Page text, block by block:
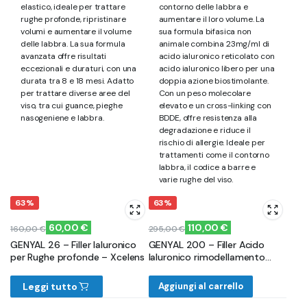
elastico, ideale per trattare
rughe profonde, ripristinare
volumi e aumentare il volume
delle labbra. La sua formula
avanzata offre risultati
eccezionali e duraturi, con una
durata tra 8 e 18 mesi. Adatto
per trattare diverse aree del
viso, tra cui guance, pieghe
nasogeniene e labbra.
contorno delle labbra e
aumentare il loro volume. La
sua formula bifasica non
animale combina 23mg/ml di
acido ialuronico reticolato con
acido ialuronico libero per una
doppia azione biostimolante.
Con un peso molecolare
elevato e un cross-linking con
BDDE, offre resistenza alla
degradazione e riduce il
rischio di allergie. Ideale per
trattamenti come il contorno
labbra, il codice a barre e
varie rughe del viso.
63%
160,00€
Il
prezzo
era:
160,00 €.
60,00 €
Il
prezzo
60,00 €.
GENYAL 26 – Filler Ialuronico
per Rughe profonde – Xcelens
Leggi tutto
63%
295,00€
Il
prezzo
era:
295,00 €.
110,00€
Il
prezzo
110,00 €.
GENYAL 200 – Filler Acido
Ialuronico rimodellamento
Aggiungi al carrello